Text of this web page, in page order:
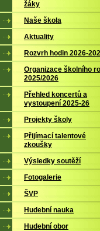
žáky
Naše škola
Aktuality
Rozvrh hodin 2026-
Organizace školního
2025/2026
Přehled koncertů a
vystoupení 2025-26
Projekty školy
Přijímací talentové
zkoušky
Výsledky soutěží
Fotogalerie
ŠVP
Hudební nauka
Hudební obor